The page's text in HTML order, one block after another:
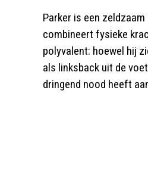
Parker is een
combineert fysieke
polyvalent: hoewel hij
als linksback uit de
dringend nood heeft